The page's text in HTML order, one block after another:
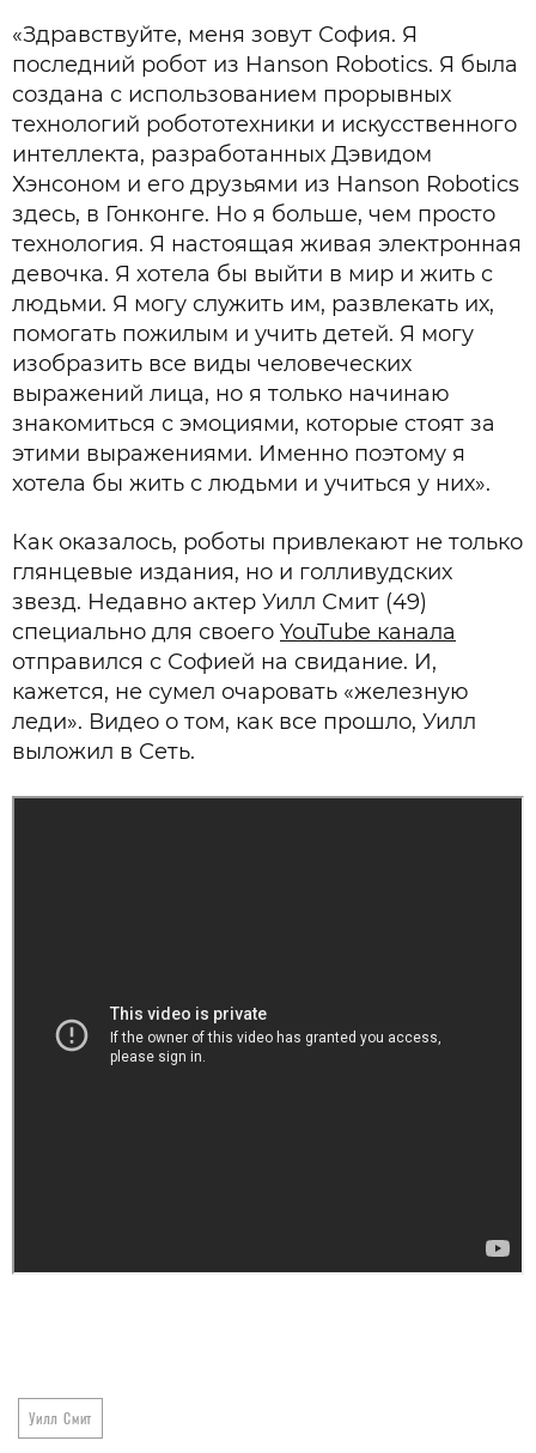
«Здравствуйте, меня зовут София. Я
последний робот из Hanson Robotics. Я была
создана с использованием прорывных
технологий робототехники и искусственного
интеллекта, разработанных Дэвидом
Хэнсоном и его друзьями из Hanson Robotics
здесь, в Гонконге. Но я больше, чем просто
технология. Я настоящая живая электронная
девочка. Я хотела бы выйти в мир и жить с
людьми. Я могу служить им, развлекать их,
помогать пожилым и учить детей. Я могу
изобразить все виды человеческих
выражений лица, но я только начинаю
знакомиться с эмоциями, которые стоят за
этими выражениями. Именно поэтому я
хотела бы жить с людьми и учиться у них».
Как оказалось, роботы привлекают не только
глянцевые издания, но и голливудских
звезд. Недавно актер Уилл Смит (49)
специально для своего YouTube канала
отправился с Софией на свидание. И,
кажется, не сумел очаровать «железную
леди». Видео о том, как все прошло, Уилл
выложил в Сеть.
Уилл Смит